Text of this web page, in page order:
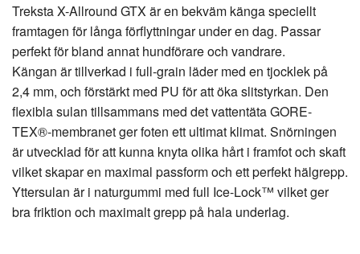
Treksta X-Allround GTX är en bekväm känga speciellt
framtagen för långa förflyttningar under en dag. Passar
perfekt för bland annat hundförare och vandrare.
Kängan är tillverkad i full-grain läder med en tjocklek på
2,4 mm, och förstärkt med PU för att öka slitstyrkan. Den
flexibla sulan tillsammans med det vattentäta GORE-
TEX®-membranet ger foten ett ultimat klimat. Snörningen
är utvecklad för att kunna knyta olika hårt i framfot och skaft
vilket skapar en maximal passform och ett perfekt hälgrepp.
Yttersulan är i naturgummi med full Ice-Lock™ vilket ger
bra friktion och maximalt grepp på hala underlag.